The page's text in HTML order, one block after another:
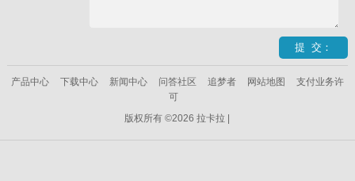
产品中心 下载中心 新闻中心 问答社区 追梦者 网站地图
支付业务许
可
版权所有 ©2026 拉卡拉 |